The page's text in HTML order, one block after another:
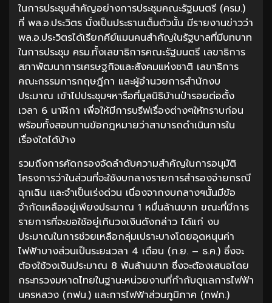
ในการประชุมสำคัญอย่างการประชุมคณะรัฐมนตรี (ครม.)
ที่ พล.อ.ประวิตร นั่งเป็นประธานเต็มตัวนั้น มีรายงานข่าวว่า
พล.อ.ประวิตรได้เรียกคีย์แมนคนสำคัญในรัฐบาลที่มีบทบาท
ในการประชุม ครม.ทั้งเลขาธิการคณะรัฐมนตรี เลขาธิการ
สภาพัฒนาการเศรษฐกิจและสังคมแห่งชาติ เลขาธิการ
คณะกรรมการกฤษฎีกา และผู้อำนวยการสำนักงบ
ประมาณ เข้าไปประชุมฯหารือที่มูลนิธิบ้านป่ารอยต่อตั้ง
เวลา 6 นาฬิกา เพื่อให้มีการบรีฟเรื่องต่างๆให้ทราบก่อน
พร้อมทั้งสอบทานข้อกฎหมายว่าสามารถดำเนินการใน
เรื่องใดได้บ้าง
รวมถึงการคัดกรองจัดลำดับความสำคัญในการอนุมัติ
โครงการว่าในส่วนที่จะใช้งบกลางรายการสำรองจ่ายกรณี
ฉุกเฉิน และจำเป็นเร่งด่วน เนื่องจากงบกลางฯนั้นมีข้อ
จำกัดเหลืออยู่เพียงประมาณ 1 หมื่นล้านบาท ขณะที่มีการ
รายการที่จะขอใช้อยู่เกินวงเงินดังกล่าว ได้แก่ งบ
ประมาณในการช่วยเหลือกลุ่มเปราะบางโดยอุดหนุนค่า
ไฟฟ้าบางส่วนเป็นระยะเวลา 4 เดือน (ก.ย. – ธ.ค.) ซึ่งจะ
ต้องใช้วงเงินประมาณ 8 พันล้านบาท ซึ่งจะต้องเสนอโดย
กระทรวงมหาดไทยในฐานะหน่วยงานที่กำกับดูแลการไฟฟ้า
นครหลวง (กฟน.) และการไฟฟ้าส่วนภูมิภาค (กฟภ.)